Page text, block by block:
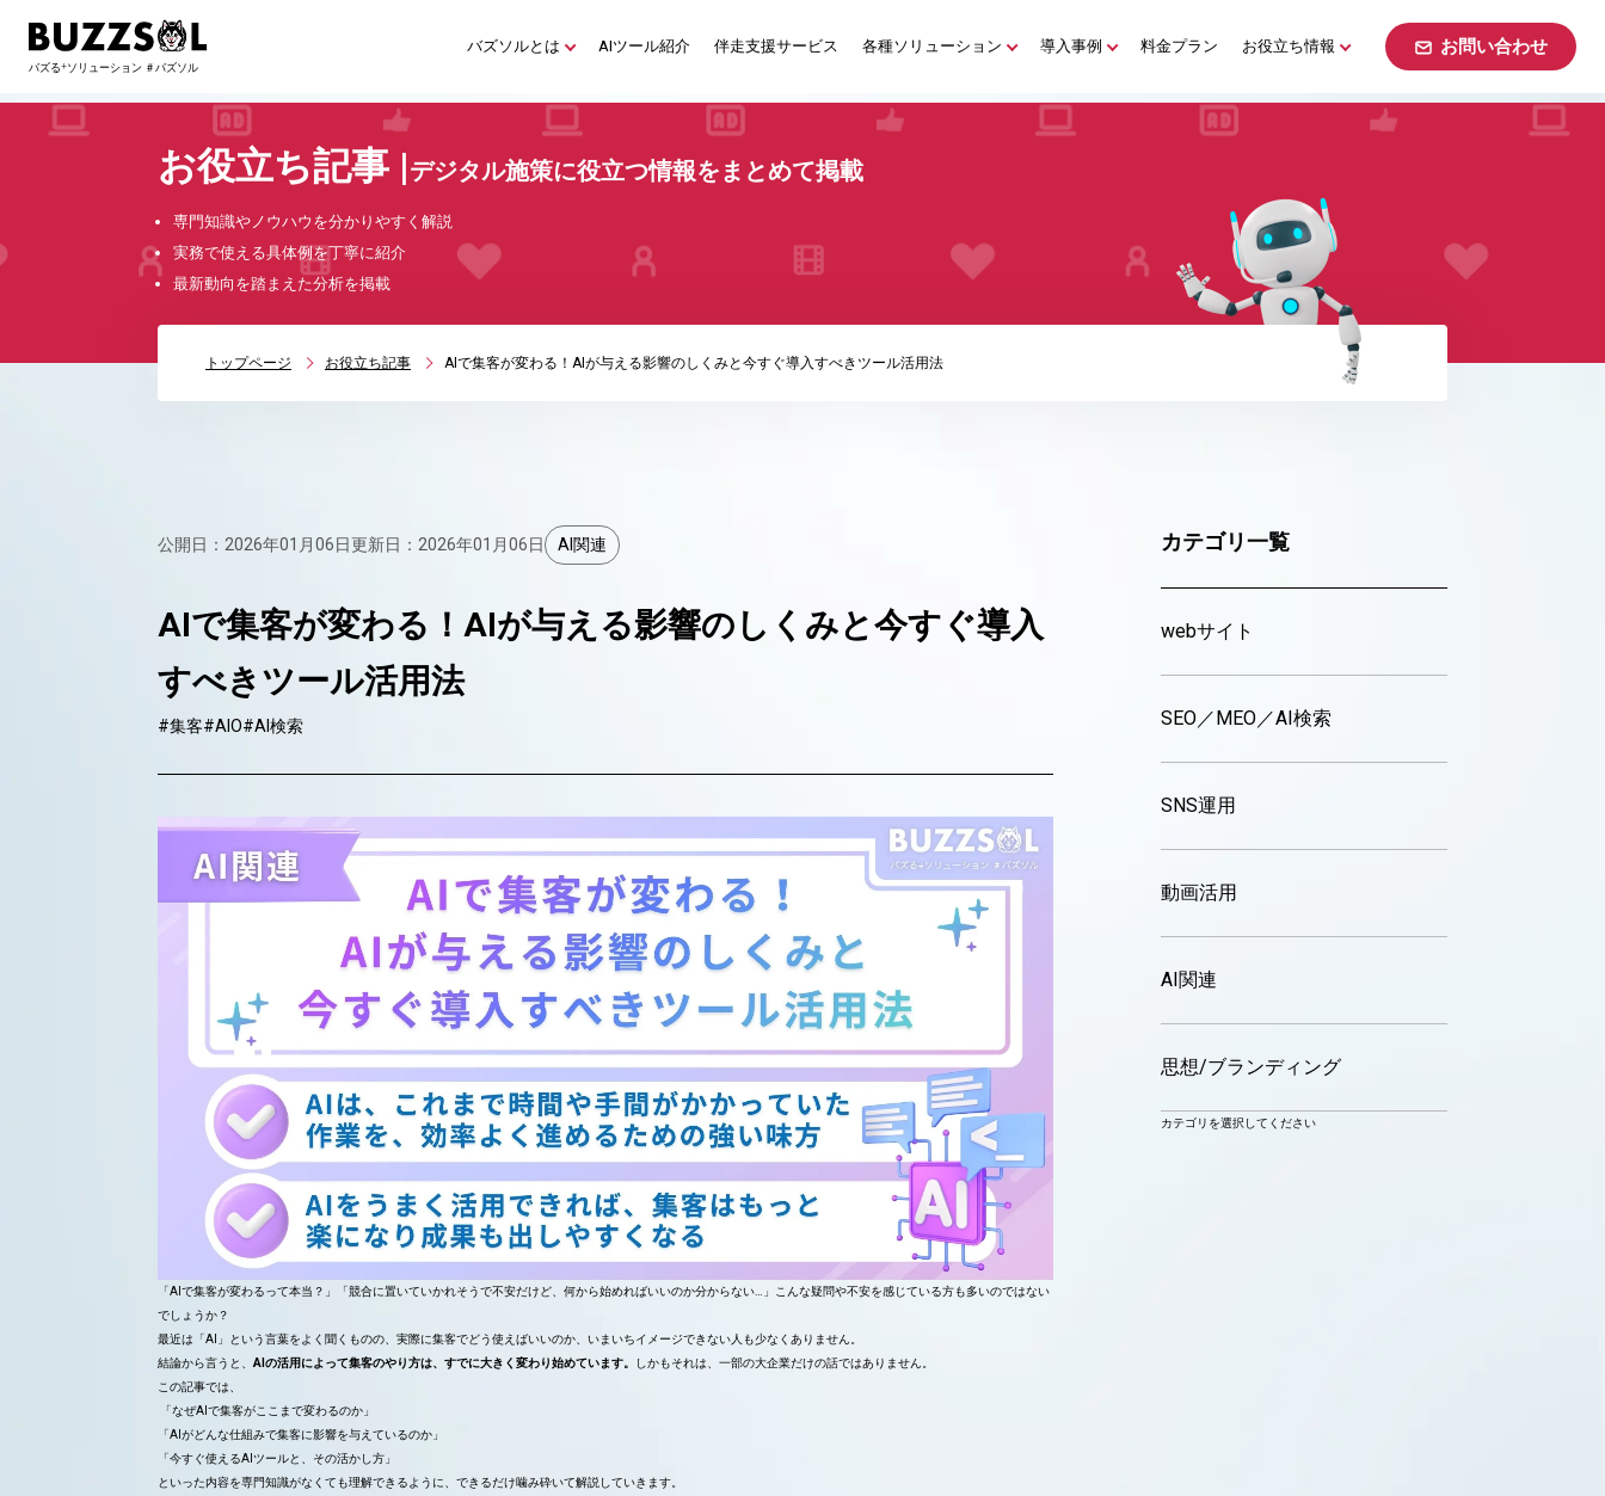
バズソルとは AIツール紹介 伴走支援サービス 各種ソリューション 導入事例 料金プラン お役立ち情報
お問い合わせ
お役立ち記事 |デジタル施策に役立つ情報をまとめて掲載
専門知識やノウハウを分かりやすく解説
実務で使える具体例を丁寧に紹介
最新動向を踏まえた分析を掲載
トップページ お役立ち記事 AIで集客が変わる！AIが与える影響のしくみと今すぐ導入すべきツール活用法
公開日：2026年01月06日更新日：2026年01月06日 AI関連
AIで集客が変わる！AIが与える影響のしくみと今すぐ導入
すべきツール活用法
#集客#AIO#AI検索
「AIで集客が変わるって本当？」「競合に置いていかれそうで不安だけど、何から始めればいいのか分からない…」こんな疑問や不安を感じている方も多いのではない
でしょうか？
最近は「AI」という言葉をよく聞くものの、実際に集客でどう使えばいいのか、いまいちイメージできない人も少なくありません。
結論から言うと、 AIの活用によって集客のやり方は、すでに大きく変わり始めています。
しかもそれは、一部の大企業だけの話ではありません。
この記事では、
「なぜAIで集客がここまで変わるのか」
「AIがどんな仕組みで集客に影響を与えているのか」
「今すぐ使えるAIツールと、その活かし方」
といった内容を専門知識がなくても理解できるように、できるだけ噛み砕いて解説していきます。
カテゴリ一覧
webサイト
SEO／MEO／AI検索
SNS運用
動画活用
AI関連
思想/ブランディング